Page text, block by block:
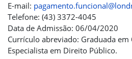
E-mail:
Telefone: (43) 3372-4045
Data de Admissão: 06/04/2020
Currículo abreviado: Graduada em
Especialista em Direito Público.